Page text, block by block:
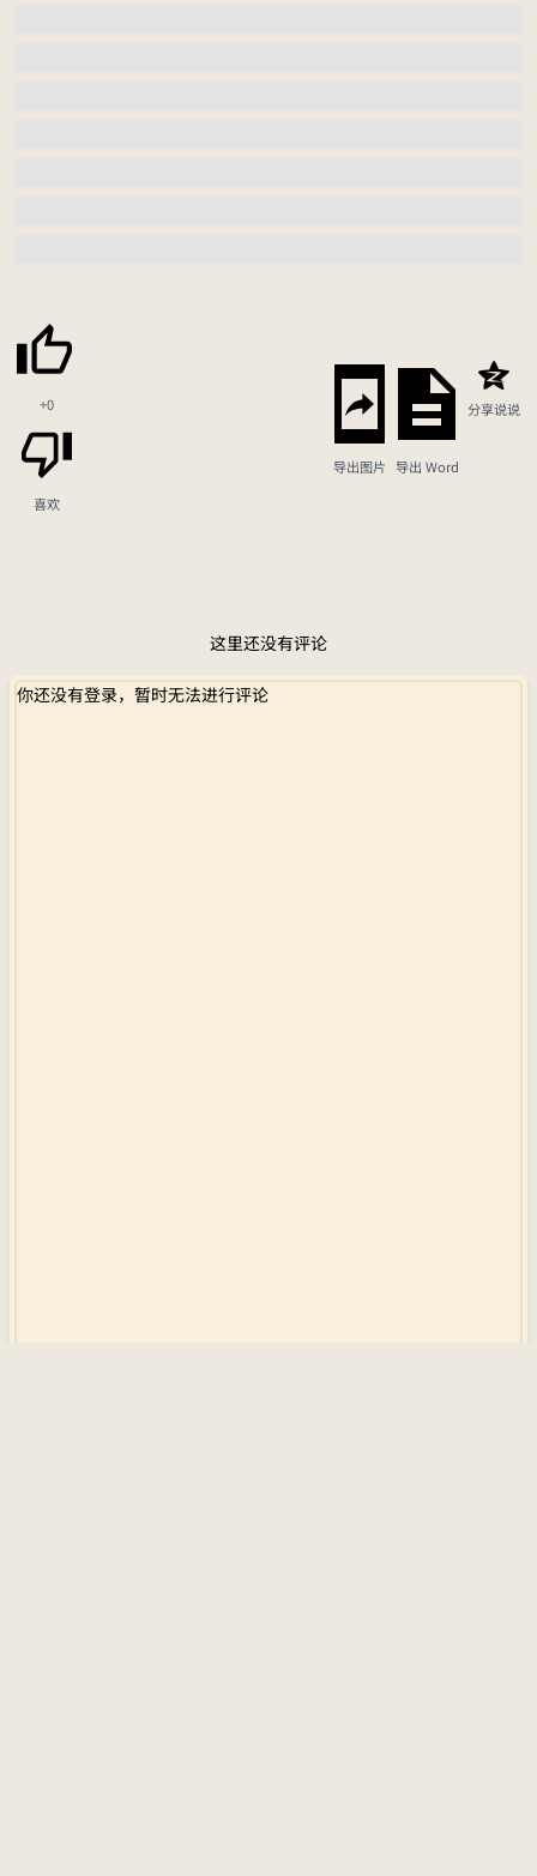
+0
喜欢
导出图片 导出 Word
分享说说
这里还没有评论
你还没有登录，暂时无法进行评论